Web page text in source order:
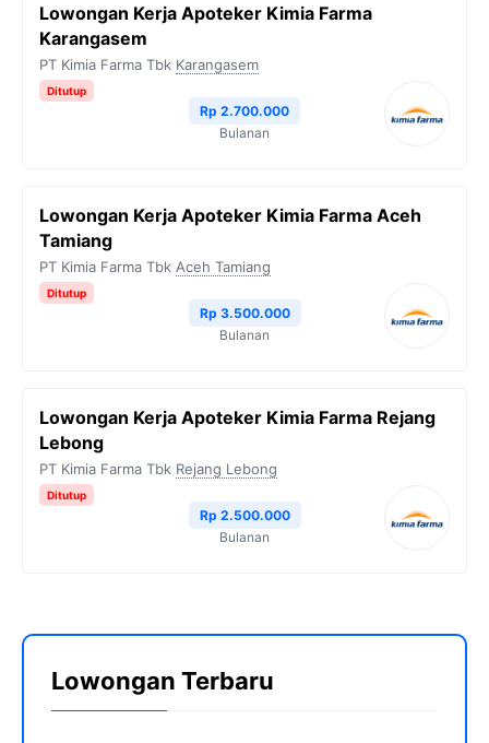
Lowongan Kerja Apoteker Kimia Farma
Karangasem
PT Kimia Farma Tbk Karangasem
Ditutup
Rp 2.700.000
Bulanan
Lowongan Kerja Apoteker Kimia Farma Aceh
Tamiang
PT Kimia Farma Tbk Aceh Tamiang
Ditutup
Rp 3.500.000
Bulanan
Lowongan Kerja Apoteker Kimia Farma Rejang
Lebong
PT Kimia Farma Tbk Rejang Lebong
Ditutup
Rp 2.500.000
Bulanan
Lowongan Terbaru